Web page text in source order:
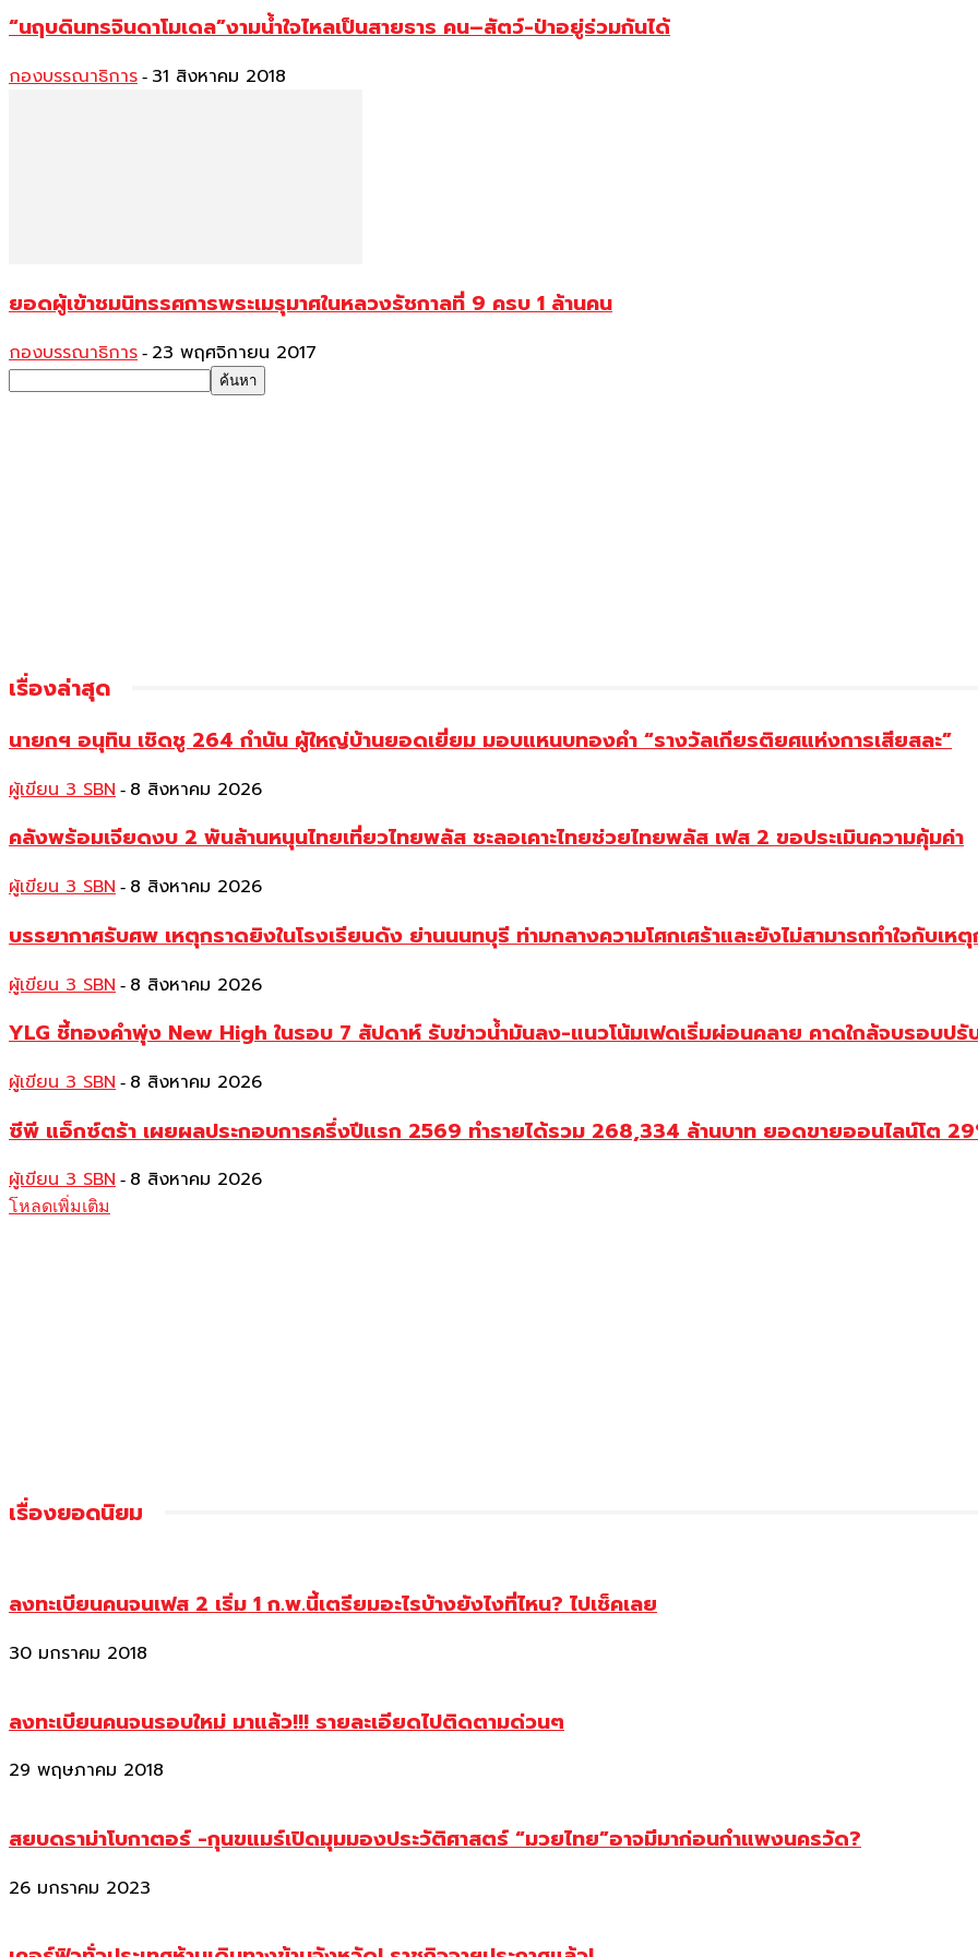
“นฤบดินทรจินดาโมเดล”งามน้ำใจไหลเป็นสายธาร คน–สัตว์-ป่าอยู่ร่วมกันได้
กองบรรณาธิการ - 31 สิงหาคม 2018
ยอดผู้เข้าชมนิทรรศการพระเมรุมาศในหลวงรัชกาลที่ 9 ครบ 1 ล้านคน
กองบรรณาธิการ - 23 พฤศจิกายน 2017
เรื่องล่าสุด
นายกฯ อนุทิน เชิดชู 264 กำนัน ผู้ใหญ่บ้านยอดเยี่ยม มอบแหนบทองคำ “รางวัลเกียรติยศแห่งการเสียสละ”
ผู้เขียน 3 SBN - 8 สิงหาคม 2026
คลังพร้อมเจียดงบ 2 พันล้านหนุนไทยเที่ยวไทยพลัส ชะลอเคาะไทยช่วยไทยพลัส เฟส 2 ขอประเมินความคุ้มค่า
ผู้เขียน 3 SBN - 8 สิงหาคม 2026
บรรยากาศรับศพ เหตุกราดยิงในโรงเรียนดัง ย่านนนทบุรี ท่ามกลางความโศกเศร้าและยังไม่สามารถทำใจกับเห
ผู้เขียน 3 SBN - 8 สิงหาคม 2026
YLG ชี้ทองคำพุ่ง New High ในรอบ 7 สัปดาห์ รับข่าวน้ำมันลง-แนวโน้มเฟดเริ่มผ่อนคลาย คาดใกล้จบรอบปรั
ผู้เขียน 3 SBN - 8 สิงหาคม 2026
ซีพี แอ็กซ์ตร้า เผยผลประกอบการครึ่งปีแรก 2569 ทำรายได้รวม 268,334 ล้านบาท ยอดขายออนไลน์โต
ผู้เขียน 3 SBN - 8 สิงหาคม 2026
โหลดเพิ่มเติม
เรื่องยอดนิยม
ลงทะเบียนคนจนเฟส 2 เริ่ม 1 ก.พ.นี้เตรียมอะไรบ้างยังไงที่ไหน? ไปเช็คเลย
30 มกราคม 2018
ลงทะเบียนคนจนรอบใหม่ มาแล้ว!!! รายละเอียดไปติดตามด่วนๆ
29 พฤษภาคม 2018
สยบดราม่าโบกาตอร์ -กุนขแมร์เปิดมุมมองประวัติศาสตร์ “มวยไทย”อาจมีมาก่อนกำแพงนครวัด?
26 มกราคม 2023